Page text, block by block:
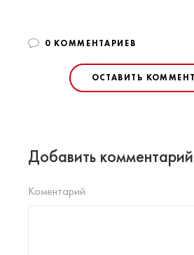
0 КОММЕНТАРИЕВ
ОСТАВИТЬ
Добавить комментарий
Коментарий